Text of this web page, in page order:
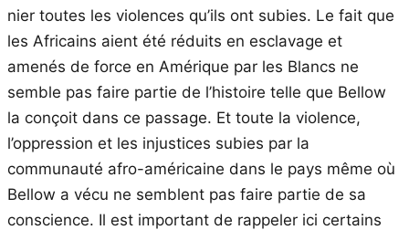
nier toutes les violences qu’ils ont subies. Le fait que
les Africains aient été réduits en esclavage et
amenés de force en Amérique par les Blancs ne
semble pas faire partie de l’histoire telle que Bellow
la conçoit dans ce passage. Et toute la violence,
l’oppression et les injustices subies par la
communauté afro-américaine dans le pays même où
Bellow a vécu ne semblent pas faire partie de sa
conscience. Il est important de rappeler ici certains